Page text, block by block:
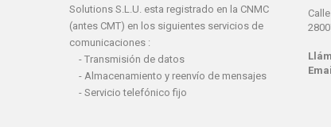
Solutions S.L.U. esta registrado en la CNMC
(antes CMT) en los siguientes servicios de
comunicaciones :
- Transmisión de datos
- Almacenamiento y reenvío de mensajes
- Servicio telefónico fijo